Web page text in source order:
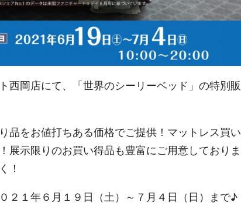
西岡店にて、「世界のシーリーベッド」の特別
品をお値打ちある価格でご提供！マットレス買
展示限りのお買い得品も豊富にご用意しており
！
２１年６月１９日（土）～７月４日（日）まで♪